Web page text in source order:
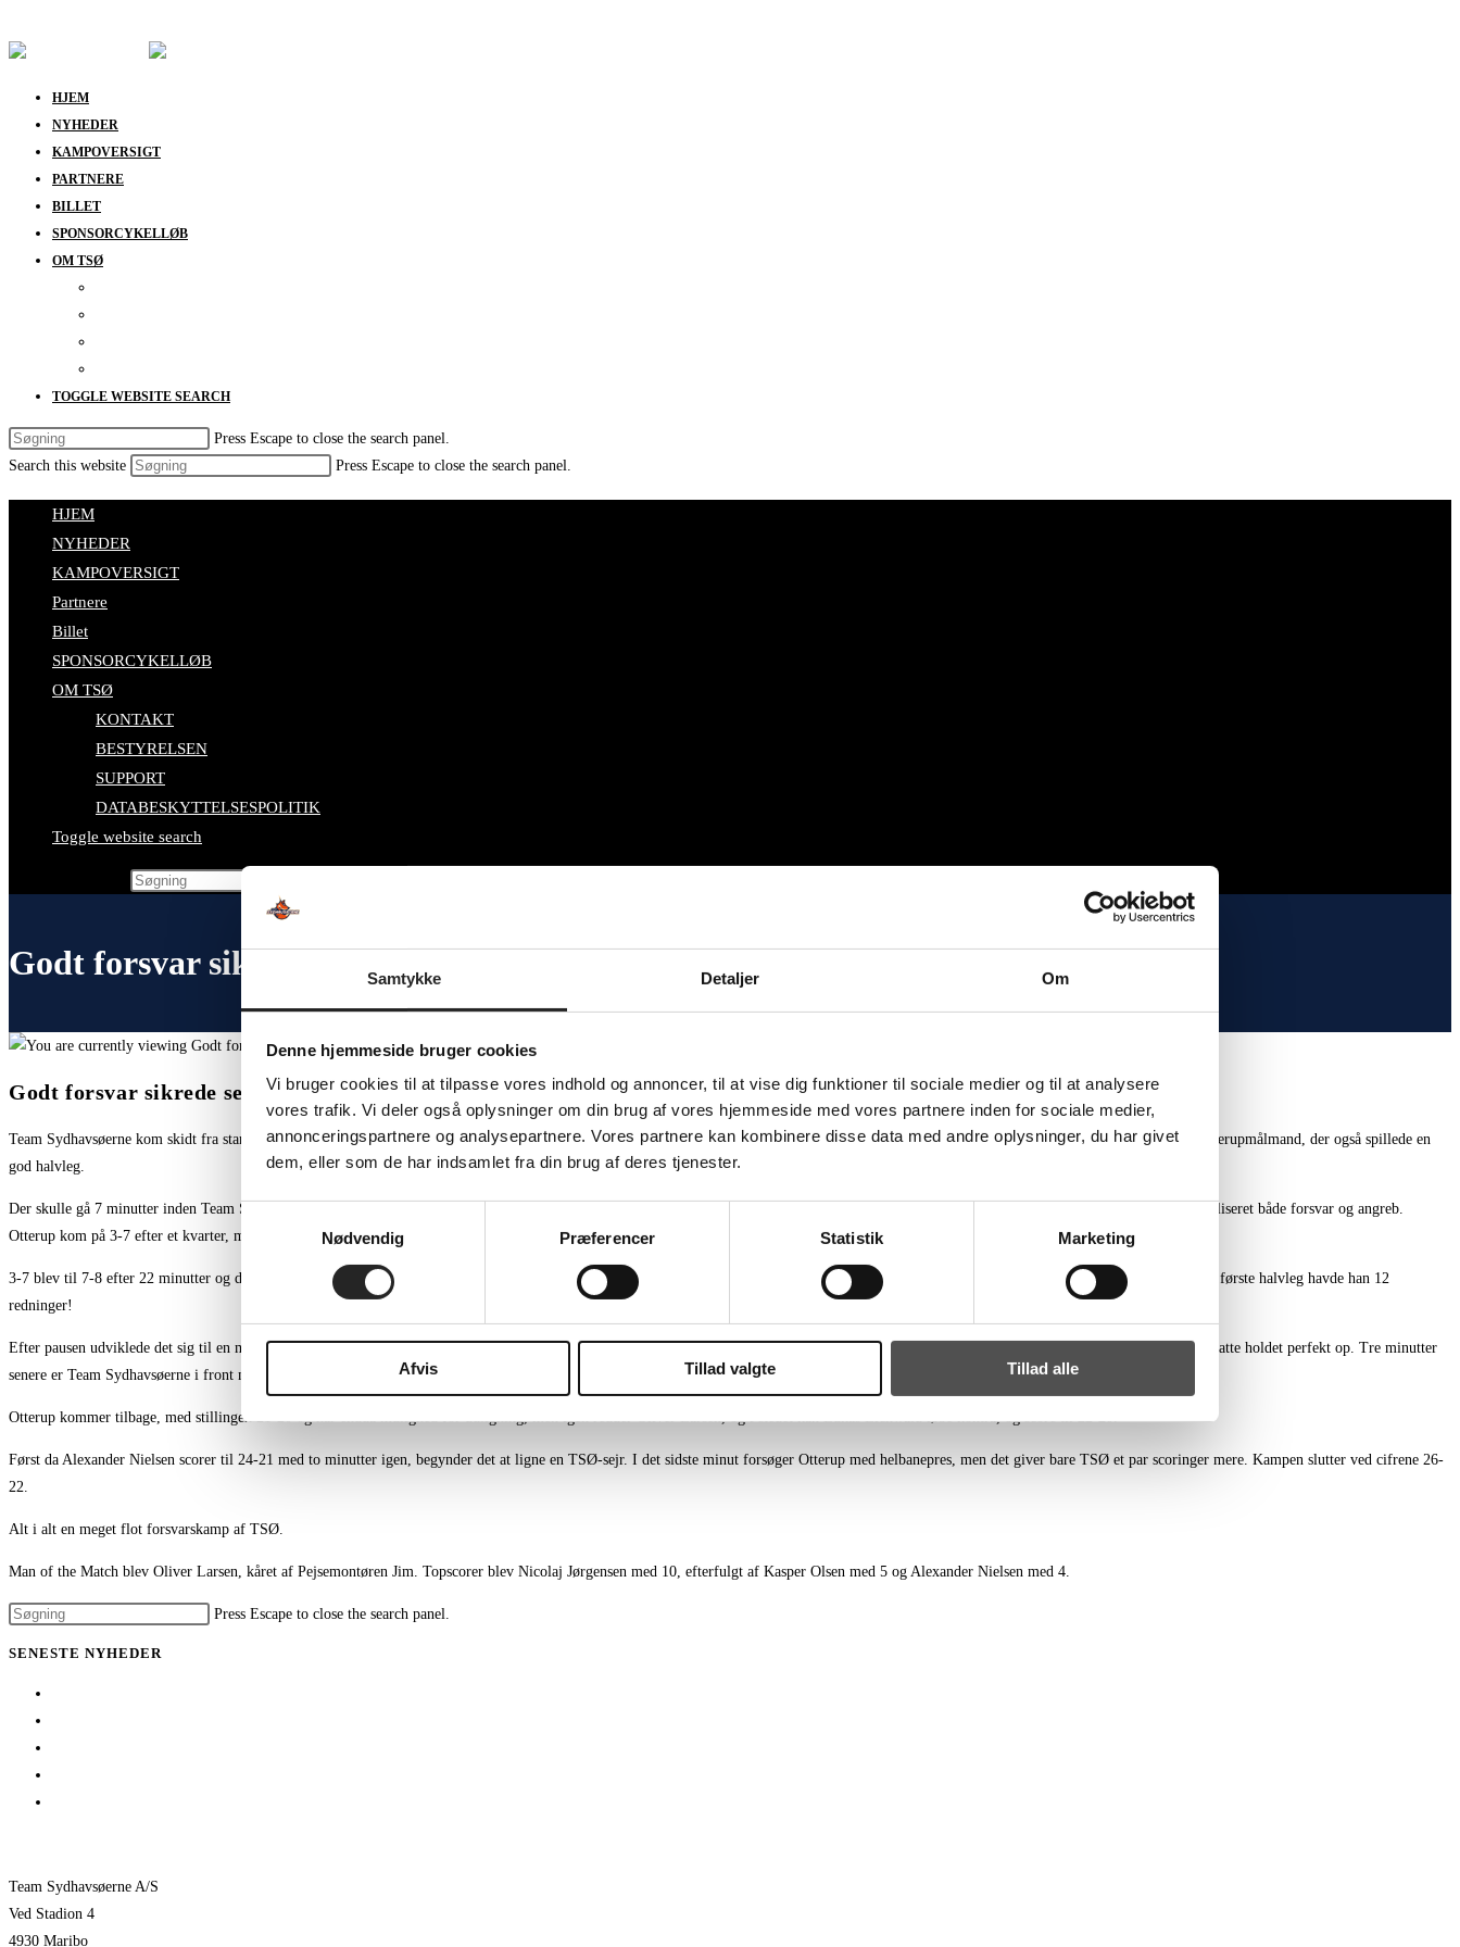
Samtykke Detaljer Om
Denne hjemmeside bruger cookies
Vi bruger cookies til at tilpasse vores indhold og annoncer, til at vise dig funktioner til sociale medier og til at analysere
vores trafik. Vi deler også oplysninger om din brug af vores hjemmeside med vores partnere inden for sociale medier,
annonceringspartnere og analysepartnere. Vores partnere kan kombinere disse data med andre oplysninger, du har givet
dem, eller som de har indsamlet fra din brug af deres tjenester.
Samtykkevalg
Nødvendig
Præferencer Statistik Marketing
Afvis Tillad valgte Tillad alle
HJEM
NYHEDER
KAMPOVERSIGT
PARTNERE
BILLET
SPONSORCYKELLØB
OM TSØ
TOGGLE WEBSITE SEARCH
Press Escape to close the search panel.
Search this website
Press Escape to close the search panel.
HJEM
NYHEDER
KAMPOVERSIGT
Partnere
Billet
SPONSORCYKELLØB
OM TSØ
KONTAKT
BESTYRELSEN
SUPPORT
DATABESKYTTELSESPOLITIK
Toggle website search
Godt forsvar sikrede sejr
Godt forsvar sikrede sejr
Team Sydhavsøerne kom skidt fra start i angrebet, men heldigvis stod Oliver Larsen i målet. I de første 10 minutter var angrebsspillet slet ikke godt. Misbrugte chancer, tekniske fejl – og ja, en Otterupmålmand, der også spillede en
god halvleg.
Der skulle gå 7 minutter inden Team Sydhavsøernes første scoring, og 13 minutter før Nicolaj Jørgensen satte en scoring mere ind til 2-5. Men en timeout og en justering af angrebsspillet, fik stabiliseret både forsvar og angreb.
Otterup kom på 3-7 efter et kvarter, men så strammede TSØ skruen.
3-7 blev til 7-8 efter 22 minutter og da uret stod på 27 minutter var der udlignet til 9-9. Halvlegen slutter med en TSØ-føring på 10-9, hvilket Oliver Larsen kan tilskrives en stor del af æren for. I første halvleg havde han 12
redninger!
Efter pausen udviklede det sig til en mere lige kamp. Otterup vekslede 13-13 til en føring på 15-17 efter 42 minutter, men Team Sydhavsøerne gik ikke i panik. Nick Szwiec kaldte til timeout, og satte holdet perfekt op. Tre minutter
senere er Team Sydhavsøerne i front med 18-17. Alexander Nielsen, Kasper Olsen og Nicolaj Jørgensen kyler boldene i mål. Spændingen er bevaret 8 minutter igen, ved stillingen 21-19.
Otterup kommer tilbage, med stillingen 21-20 og har endda mulighed for udligning, men igen redder Oliver Larsen, og i stedet kan Lukas Eichwald løbe kontra, og score til 22-20.
Først da Alexander Nielsen scorer til 24-21 med to minutter igen, begynder det at ligne en TSØ-sejr. I det sidste minut forsøger Otterup med helbanepres, men det giver bare TSØ et par scoringer mere. Kampen slutter ved cifrene 26-
22.
Alt i alt en meget flot forsvarskamp af TSØ.
Man of the Match blev Oliver Larsen, kåret af Pejsemontøren Jim. Topscorer blev Nicolaj Jørgensen med 10, efterfulgt af Kasper Olsen med 5 og Alexander Nielsen med 4.
Press Escape to close the search panel.
SENESTE NYHEDER
Team Sydhavsøerne A/S
Ved Stadion 4
4930 Maribo